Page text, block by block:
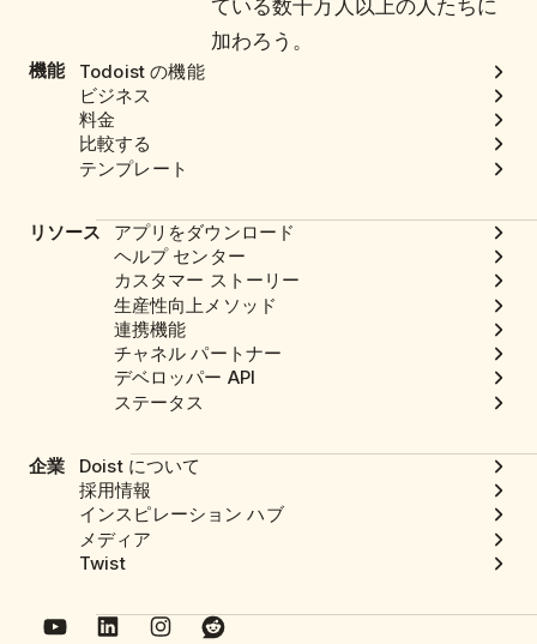
ている数千万人以上の人たちに
加わろう。
機能
Todoist の機能
ビジネス
料金
比較する
テンプレート
リソース
アプリをダウンロード
ヘルプ センター
カスタマー ストーリー
生産性向上メソッド
連携機能
チャネル パートナー
デベロッパー API
ステータス
企業
Doist について
採用情報
インスピレーション ハブ
メディア
Twist